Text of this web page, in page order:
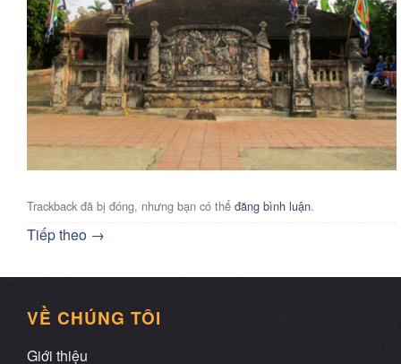
Trackback đã bị đóng, nhưng bạn có thể đăng bình luận.
Tiếp theo →
VỀ CHÚNG TÔI
Giới thiệu